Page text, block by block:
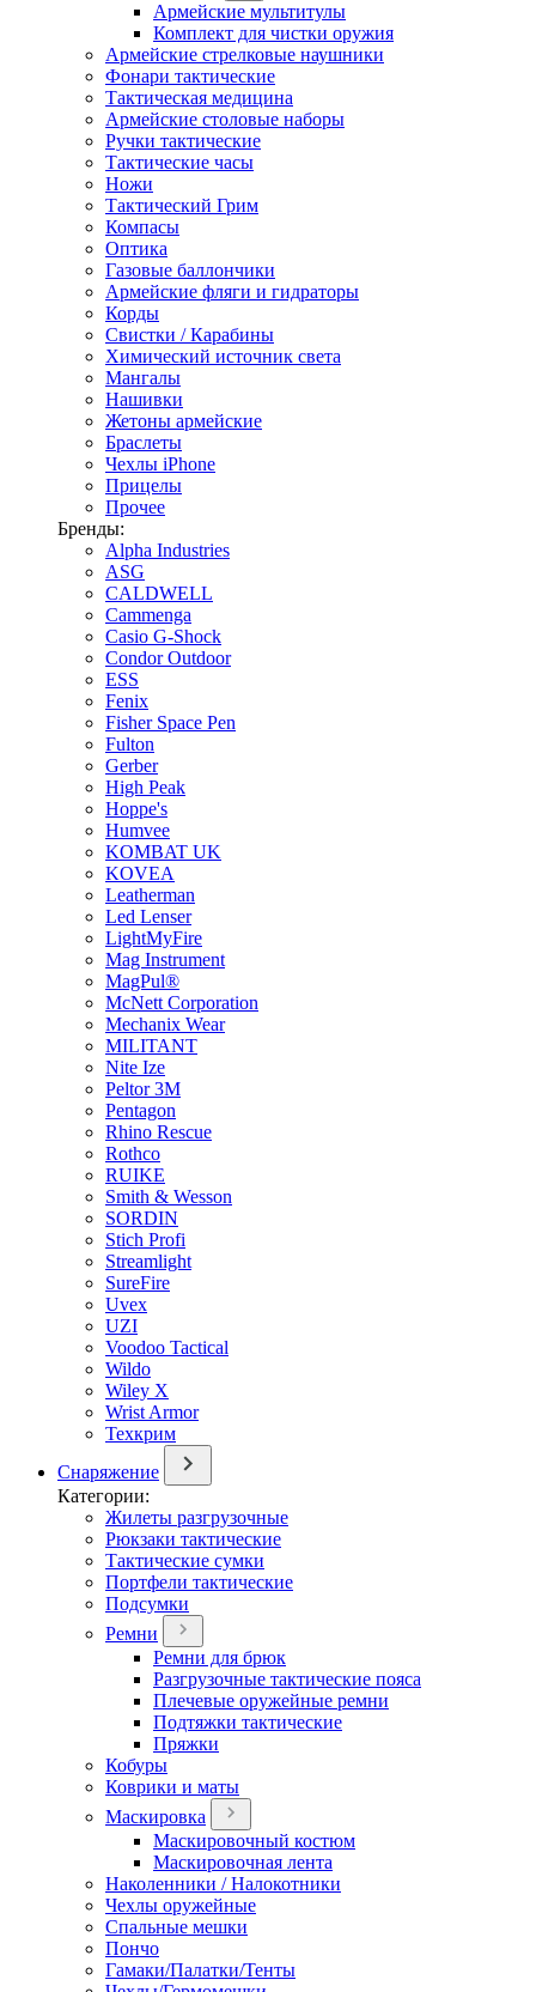
Армейские мультитулы
Комплект для чистки оружия
Армейские стрелковые наушники
Фонари тактические
Тактическая медицина
Армейские столовые наборы
Ручки тактические
Тактические часы
Ножи
Тактический Грим
Компасы
Оптика
Газовые баллончики
Армейские фляги и гидраторы
Корды
Свистки / Карабины
Химический источник света
Мангалы
Нашивки
Жетоны армейские
Браслеты
Чехлы iPhone
Прицелы
Прочее
Бренды:
Alpha Industries
ASG
CALDWELL
Cammenga
Casio G-Shock
Condor Outdoor
ESS
Fenix
Fisher Space Pen
Fulton
Gerber
High Peak
Hoppe's
Humvee
KOMBAT UK
KOVEA
Leatherman
Led Lenser
LightMyFire
Mag Instrument
MagPul®
McNett Corporation
Mechanix Wear
MILITANT
Nite Ize
Peltor 3M
Pentagon
Rhino Rescue
Rothco
RUIKE
Smith & Wesson
SORDIN
Stich Profi
Streamlight
SureFire
Uvex
UZI
Voodoo Tactical
Wildo
Wiley X
Wrist Armor
Техкрим
Снаряжение
Категории:
Жилеты разгрузочные
Рюкзаки тактические
Тактические сумки
Портфели тактические
Подсумки
Ремни
Ремни для брюк
Разгрузочные тактические пояса
Плечевые оружейные ремни
Подтяжки тактические
Пряжки
Кобуры
Коврики и маты
Маскировка
Маскировочный костюм
Маскировочная лента
Наколенники / Налокотники
Чехлы оружейные
Спальные мешки
Пончо
Гамаки/Палатки/Тенты